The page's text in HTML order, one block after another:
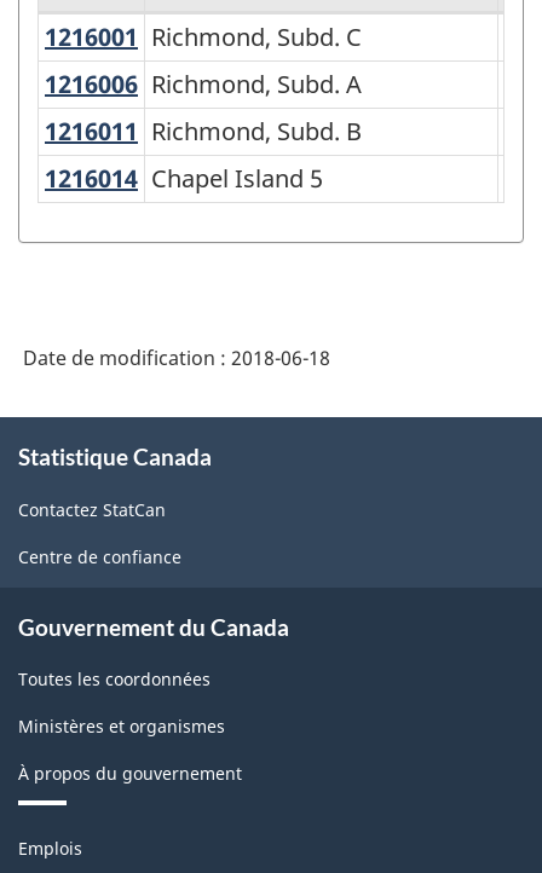
Classification
géographique
type
(CGT)
2016
-
la
1216001 Richmond, Subd. C
Richmond, Subd. C
1216006 Richmond, Subd. A
Richmond, Subd. A
1216011 Richmond, Subd. B
Richmond, Subd. B
1216014 Chapel Island 5
Chapel Island 5
Date de modification : 2018-06-18
propos
ce
site
Statistique Canada
Contactez StatCan
Centre de confiance
Gouvernement du Canada
Toutes les coordonnées
Ministères et organismes
À propos du gouvernement
Thèmes
Emplois